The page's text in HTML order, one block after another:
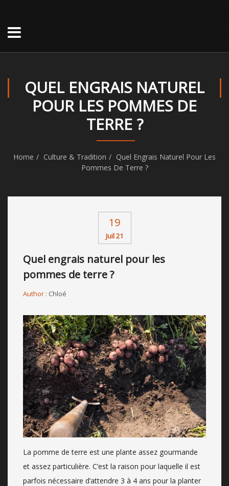
QUEL ENGRAIS NATUREL
POUR LES POMMES DE
TERRE ?
Home Culture & Tradition
Quel Engrais Naturel Pour Les
Pommes De Terre ?
19
Juil 21
Quel engrais naturel pour les
pommes de terre ?
Author : Chloé
La pomme de terre est une plante assez gourmande
et assez particulière. C’est la raison pour laquelle il est
parfois nécessaire d’attendre 3 à 4 ans pour la planter